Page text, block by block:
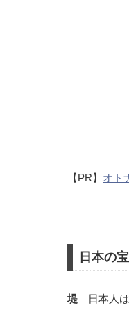
【PR】 オト
日本の
堤 日本人は